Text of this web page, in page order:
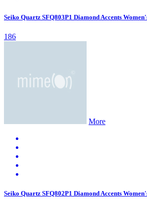
Seiko Quartz SFQ803P1 Diamond Accents
186
More
Seiko Quartz SFQ802P1 Diamond Accents